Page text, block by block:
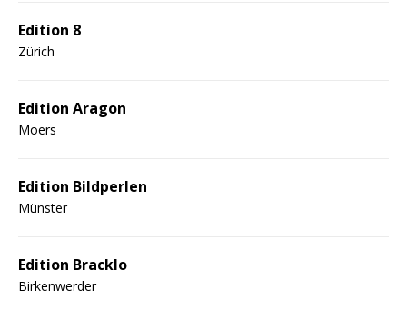
Edition 8
Zürich
Edition Aragon
Moers
Edition Bildperlen
Münster
Edition Bracklo
Birkenwerder